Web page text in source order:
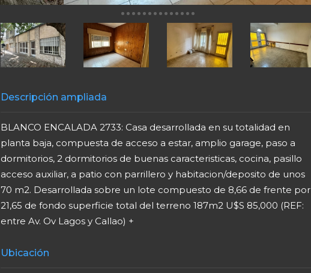
Descripción ampliada
BLANCO ENCALADA 2733: Casa desarrollada en su totalidad en
planta baja, compuesta de acceso a estar, amplio garage, paso a
dormitorios, 2 dormitorios de buenas caracteristicas, cocina, pasillo
acceso auxiliar, a patio con parrillero y habitacion/deposito de unos
70 m2. Desarrollada sobre un lote compuesto de 8,66 de frente por
21,65 de fondo superficie total del terreno 187m2 U$S 85,000 (REF:
entre Av. Ov Lagos y Callao) +
Ubicación